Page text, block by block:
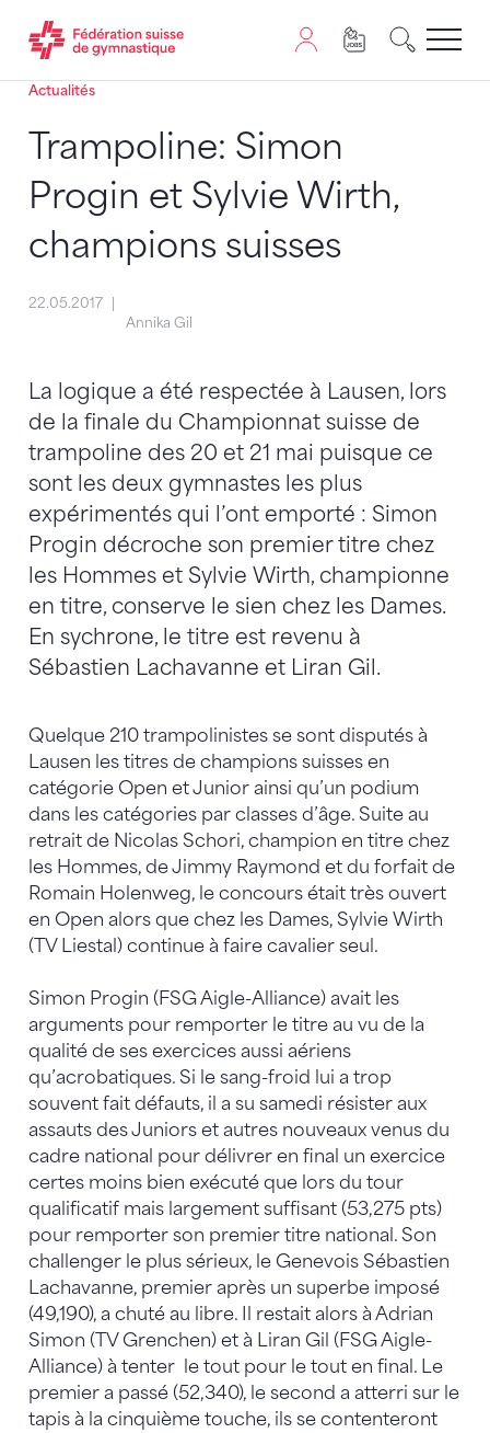
Passer au contenu
Naviguer vers le plan du siten
JavaScript est nécessaire pour naviguer sur ce site.
Actualités
Trampoline: Simon
Progin et Sylvie Wirth,
champions suisses
22.05.2017
Annika Gil
La logique a été respectée à Lausen, lors
de la finale du Championnat suisse de
trampoline des 20 et 21 mai puisque ce
sont les deux gymnastes les plus
expérimentés qui l’ont emporté : Simon
Progin décroche son premier titre chez
les Hommes et Sylvie Wirth, championne
en titre, conserve le sien chez les Dames.
En sychrone, le titre est revenu à
Sébastien Lachavanne et Liran Gil.
Quelque 210 trampolinistes se sont disputés à
Lausen les titres de champions suisses en
catégorie Open et Junior ainsi qu’un podium
dans les catégories par classes d’âge. Suite au
retrait de Nicolas Schori, champion en titre chez
les Hommes, de Jimmy Raymond et du forfait de
Romain Holenweg, le concours était très ouvert
en Open alors que chez les Dames, Sylvie Wirth
(TV Liestal) continue à faire cavalier seul.
Simon Progin (FSG Aigle-Alliance) avait les
arguments pour remporter le titre au vu de la
qualité de ses exercices aussi aériens
qu’acrobatiques. Si le sang-froid lui a trop
souvent fait défauts, il a su samedi résister aux
assauts des Juniors et autres nouveaux venus du
cadre national pour délivrer en final un exercice
certes moins bien exécuté que lors du tour
qualificatif mais largement suffisant (53,275 pts)
pour remporter son premier titre national. Son
challenger le plus sérieux, le Genevois Sébastien
Lachavanne, premier après un superbe imposé
(49,190), a chuté au libre. Il restait alors à Adrian
Simon (TV Grenchen) et à Liran Gil (FSG Aigle-
Alliance) à tenter le tout pour le tout en final. Le
premier a passé (52,340), le second a atterri sur le
tapis à la cinquième touche, ils se contenteront